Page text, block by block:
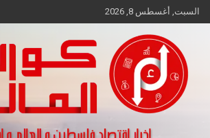
Skip
to
السبت, أغسطس 8, 2026